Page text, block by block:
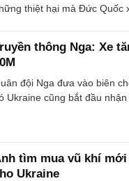
thiệt hại mà Đức Quốc
thông Nga: Xe
đội Nga đưa vào biên
Ukraine cũng bắt đầu
tìm mua vũ khí
Ukraine